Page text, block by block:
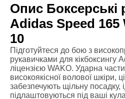
Опис Боксерські
Adidas Speed 165
10
Підготуйтеся до бою з
рукавичками для кікбоксингу
ліцензією WAKO. Ударна
високоякісної волової шкіри,
забезпечують щільну посадку,
підлаштовуються під ваші